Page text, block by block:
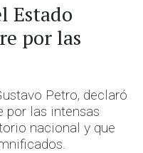
Estado
por las
Petro, declaró
por las intensas
nacional y que